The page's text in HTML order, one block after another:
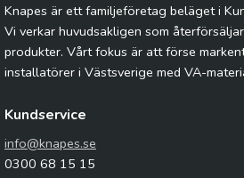
Knapes är ett familjeföretag beläget i
Vi verkar huvudsakligen som
produkter. Vårt fokus är att förse
installatörer i Västsverige med VA-
Kundservice
info@knapes.se
0300 68 15 15